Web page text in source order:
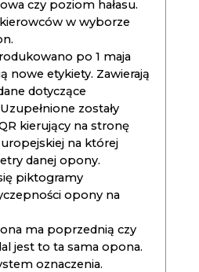
czy poziom hałasu.
w wyborze
po 1 maja
nowe etykiety. Zawierają
dotyczące
zostały
kierujący na stronę
na której
danej opony.
piktogramy
opony na
ma poprzednią czy
jest to ta sama opona.
oznaczenia.